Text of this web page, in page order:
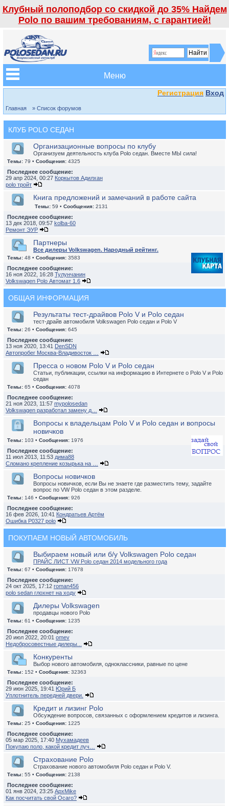
Клубный полоподбор со скидкой до 35% Найдем
Polo по вашим требованиям, с гарантией!
Меню
Регистрация Вход
Главная » Список форумов
КЛУБ POLO СЕДАН
Организационные вопросы по клубу
Организуем деятельность клуба Polo седан. Вместе МЫ сила!
Темы: 79 • Сообщения: 4325
Последнее сообщение:
29 апр 2024, 00:27 Коркытов Адилхан
polo тройт
Книга предложений и замечаний в работе сайта
Темы: 59 • Сообщения: 2131
Последнее сообщение:
13 дек 2018, 09:57 kolba-60
Ремонт ЭУР
Партнеры
Все дилеры Volkswagen. Народный рейтинг.
Темы: 48 • Сообщения: 3583
Последнее сообщение:
16 ноя 2022, 16:28 Тулунчанин
Volkswagen Polo Автомат 1.6
ОБЩАЯ ИНФОРМАЦИЯ
Результаты тест-драйвов Polo V и Polo седан
тест-драйв автомобиля Volkswagen Polo седан и Polo V
Темы: 26 • Сообщения: 645
Последнее сообщение:
13 ноя 2020, 13:41 DenSDN
Автопробег Москва-Владивосток …
Пресса о новом Polo V и Polo седан
Статьи, публикации, ссылки на информацию в Интернете о Polo V и Polo
седан
Темы: 65 • Сообщения: 4078
Последнее сообщение:
21 ноя 2023, 11:57 mypolosedan
Volkswagen разработал замену д…
Вопросы к владельцам Polo V и Polo седан и вопросы
новичков
Темы: 103 • Сообщения: 1976
Последнее сообщение:
11 июл 2013, 11:53 дима88
Сломано крепление козырька на …
Вопросы новичков
Вопросы новичков, если Вы не знаете где разместить тему, задайте
вопрос по VW Polo седан в этом разделе.
Темы: 146 • Сообщения: 926
Последнее сообщение:
16 фев 2026, 10:41 Кондратьев Артём
Ошибка P0327 polo
ПОКУПАЕМ НОВЫЙ АВТОМОБИЛЬ
Выбираем новый или б/у Volkswagen Polo седан
ПРАЙС ЛИСТ VW Polo седан 2014 модельного года
Темы: 67 • Сообщения: 17678
Последнее сообщение:
24 окт 2025, 17:12 roman456
polo sedan глохнет на ходу
Дилеры Volkswagen
продавцы нового Polo
Темы: 61 • Сообщения: 1235
Последнее сообщение:
20 июл 2022, 20:01 omev
Недобросовестные дилеры...
Конкуренты
Выбор нового автомобиля, одноклассники, равные по цене
Темы: 152 • Сообщения: 32363
Последнее сообщение:
29 июн 2025, 19:41 Юрий Б
Уплотнитель передней двери.
Кредит и лизинг Polo
Обсуждение вопросов, связанных с оформлением кредитов и лизинга.
Темы: 25 • Сообщения: 1225
Последнее сообщение:
05 мар 2025, 17:40 Мухамадеев
Покупаю поло, какой кредит луч…
Страхование Polo
Страхование нового автомобиля Polo седан и Polo V.
Темы: 55 • Сообщения: 2138
Последнее сообщение:
01 янв 2024, 23:25 ApxMike
Как посчитать свой Осаго?